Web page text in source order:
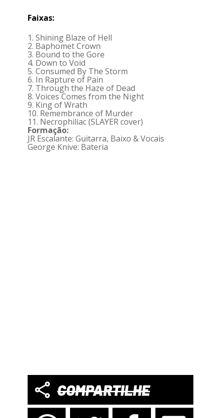
Faixas:
1. Shining Blaze of Hell
2. Baphomet Crown
3. Bound to the Gore
4. Down to Void
5. Consumed By The Storm
6. In Rapture of Pain
7. Through the Haze of Dead
8. Voices Comes from the Night
9. King of Wrath
10. Remembrance of Murder
11. Necrophiliac (SLAYER cover)
Formação:
JR Escalante: Guitarra, Baixo & Vocais
George Knive: Bateria
COMPARTILHE